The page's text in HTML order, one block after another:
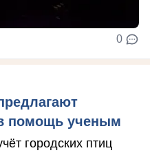
0
помощь ученым
городских птиц